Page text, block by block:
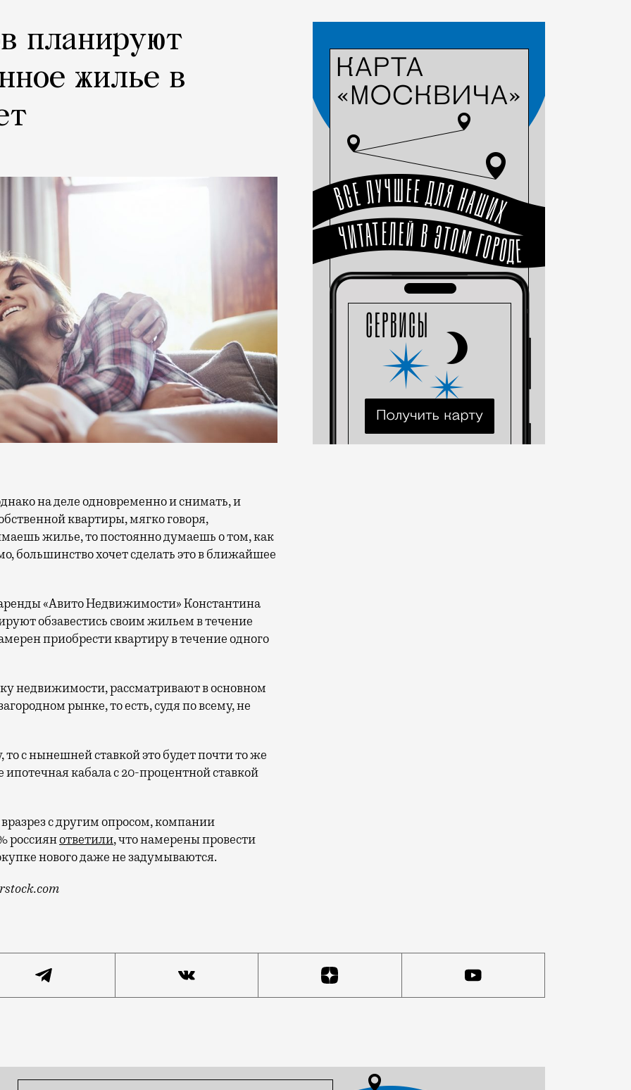
планируют
жилье в
квартиры, мягко говоря,
жилье, то постоянно думаешь о том, как
большинство хочет сделать это в ближайшее
«Авито Недвижимости» Константина
обзавестись своим жильем в течение
приобрести квартиру в течение одного
недвижимости, рассматривают в основном
рынке, то есть, судя по всему, не
то с нынешней ставкой это будет почти то же
ипотечная кабала с 20-процентной ставкой
с другим опросом, компании
россиянответили, что намерены провести
нового даже не задумываются.